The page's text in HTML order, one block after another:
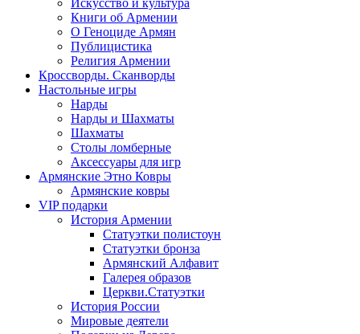
Иcкусство и культура
Книги об Армении
О Геноциде Армян
Публицистика
Религия Армении
Кроссворды. Сканворды
Настольные игры
Нарды
Нарды и Шахматы
Шахматы
Столы ломберные
Аксессуары для игр
Армянские Этно Ковры
Армянские ковры
VIP подарки
История Армении
Статуэтки полистоун
Статуэтки бронза
Армянский Алфавит
Галерея образов
Церкви.Статуэтки
История России
Мировые деятели